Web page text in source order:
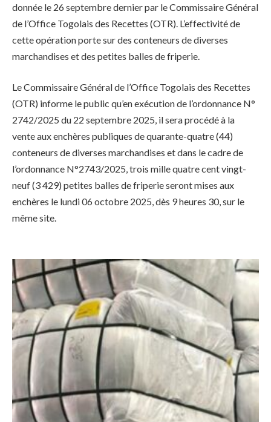
donnée le 26 septembre dernier par le Commissaire Général
de l’Office Togolais des Recettes (OTR). L’effectivité de
cette opération porte sur des conteneurs de diverses
marchandises et des petites balles de friperie.
Le Commissaire Général de l’Office Togolais des Recettes
(OTR) informe le public qu’en exécution de l’ordonnance N°
2742/2025 du 22 septembre 2025, il sera procédé à la
vente aux enchères publiques de quarante-quatre (44)
conteneurs de diverses marchandises et dans le cadre de
l’ordonnance N°2743/2025, trois mille quatre cent vingt-
neuf (3 429) petites balles de friperie seront mises aux
enchères le lundi 06 octobre 2025, dès 9 heures 30, sur le
même site.